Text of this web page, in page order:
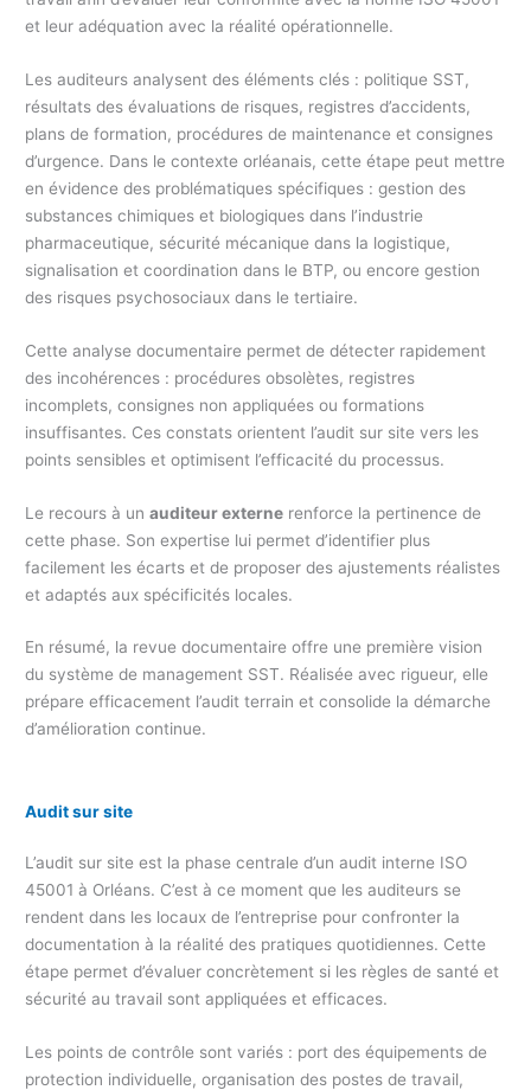
et leur adéquation avec la réalité opérationnelle.
Les auditeurs analysent des éléments clés : politique SST,
résultats des évaluations de risques, registres d’accidents,
plans de formation, procédures de maintenance et consignes
d’urgence. Dans le contexte orléanais, cette étape peut mettre
en évidence des problématiques spécifiques : gestion des
substances chimiques et biologiques dans l’industrie
pharmaceutique, sécurité mécanique dans la logistique,
signalisation et coordination dans le BTP, ou encore gestion
des risques psychosociaux dans le tertiaire.
Cette analyse documentaire permet de détecter rapidement
des incohérences : procédures obsolètes, registres
incomplets, consignes non appliquées ou formations
insuffisantes. Ces constats orientent l’audit sur site vers les
points sensibles et optimisent l’efficacité du processus.
Le recours à unauditeur externe renforce la pertinence de
cette phase. Son expertise lui permet d’identifier plus
facilement les écarts et de proposer des ajustements réalistes
et adaptés aux spécificités locales.
En résumé, la revue documentaire offre une première vision
du système de management SST. Réalisée avec rigueur, elle
prépare efficacement l’audit terrain et consolide la démarche
d’amélioration continue.
Audit sur site
L’audit sur site est la phase centrale d’un audit interne ISO
45001 à Orléans. C’est à ce moment que les auditeurs se
rendent dans les locaux de l’entreprise pour confronter la
documentation à la réalité des pratiques quotidiennes. Cette
étape permet d’évaluer concrètement si les règles de santé et
sécurité au travail sont appliquées et efficaces.
Les points de contrôle sont variés : port des équipements de
protection individuelle, organisation des postes de travail,